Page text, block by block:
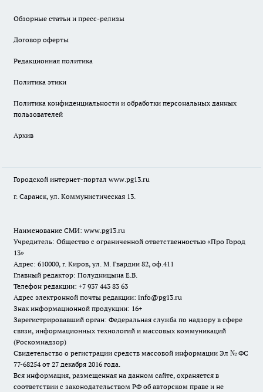
Обзорные статьи и пресс-релизы
Договор оферты
Редакционная политика
Политика этики
Политика конфиденциальности и обработки персональных данных
пользователей
Архив
Городской интернет-портал www.pg13.ru
г. Саранск, ул. Коммунистическая 13.
Наименование СМИ: www.pg13.ru
Учредитель: Общество с ограниченной ответственностью «Про Город
13»
Адрес: 610000, г. Киров, ул. М. Гвардии 82, оф.411
Главный редактор: Полудницына Е.В.
Телефон редакции: +7 937 443 83 63
Адрес электронной почты редакции: info@pg13.ru
Знак информационной продукции: 16+
Зарегистрировавший орган: Федеральная служба по надзору в сфере
связи, информационных технологий и массовых коммуникаций
(Роскомнадзор)
Свидетельство о регистрации средств массовой информации Эл № ФС
77-68254 от 27 декабря 2016 года.
Вся информация, размещенная на данном сайте, охраняется в
соответствии с законодательством РФ об авторском праве и не